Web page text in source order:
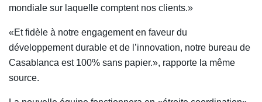
mondiale sur laquelle comptent nos clients.»
«Et fidèle à notre engagement en faveur du
développement durable et de l’innovation, notre bureau de
Casablanca est 100% sans papier.», rapporte la même
source.